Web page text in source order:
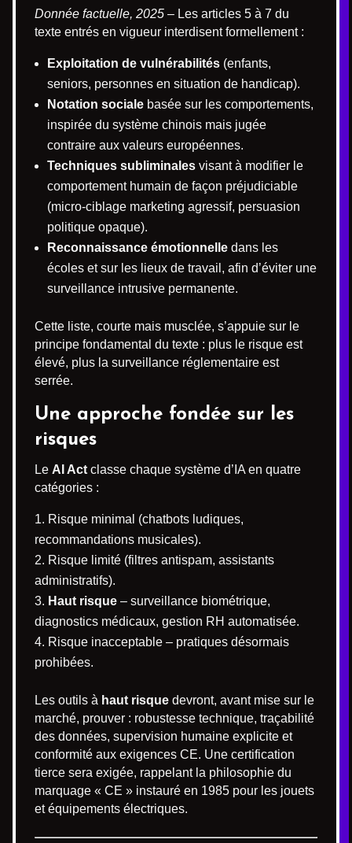
Donnée factuelle, 2025 – Les articles 5 à 7 du
texte entrés en vigueur interdisent formellement :
Exploitation de vulnérabilités (enfants,
seniors, personnes en situation de handicap).
Notation sociale basée sur les comportements,
inspirée du système chinois mais jugée
contraire aux valeurs européennes.
Techniques subliminales visant à modifier le
comportement humain de façon préjudiciable
(micro-ciblage marketing agressif, persuasion
politique opaque).
Reconnaissance émotionnelle dans les
écoles et sur les lieux de travail, afin d’éviter une
surveillance intrusive permanente.
Cette liste, courte mais musclée, s’appuie sur le
principe fondamental du texte : plus le risque est
élevé, plus la surveillance réglementaire est
serrée.
Une approche fondée sur les
risques
Le AI Act classe chaque système d’IA en quatre
catégories :
Risque minimal (chatbots ludiques,
recommandations musicales).
Risque limité (filtres antispam, assistants
administratifs).
Haut risque – surveillance biométrique,
diagnostics médicaux, gestion RH automatisée.
Risque inacceptable – pratiques désormais
prohibées.
Les outils à haut risque devront, avant mise sur le
marché, prouver : robustesse technique, traçabilité
des données, supervision humaine explicite et
conformité aux exigences CE. Une certification
tierce sera exigée, rappelant la philosophie du
marquage « CE » instauré en 1985 pour les jouets
et équipements électriques.